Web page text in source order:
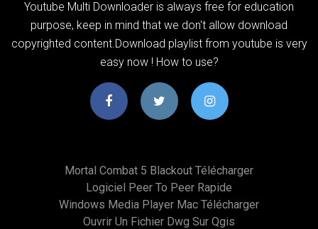
Youtube Multi Downloader is always free for education
purpose, keep in mind that we don't allow download
copyrighted content.Download playlist from youtube is very
easy now ! How to use?
Mortal Combat 5 Blackout Télécharger
Logiciel Peer To Peer Rapide
Windows Media Player Mac Télécharger
Ouvrir Un Fichier Dwg Sur Qgis